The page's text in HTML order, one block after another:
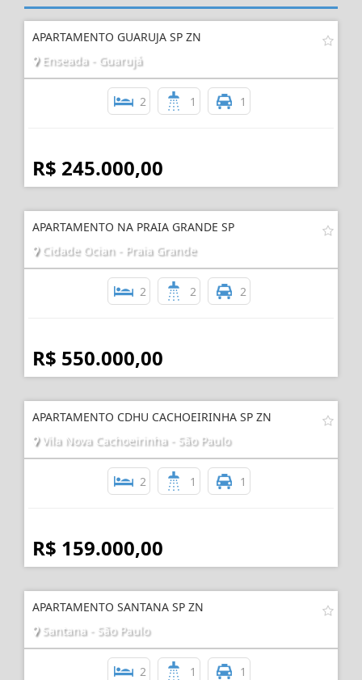
APARTAMENTO GUARUJA SP ZN
Enseada - Guarujá
2 1 1
R$ 245.000,00
APARTAMENTO NA PRAIA GRANDE SP
Cidade Ocian - Praia Grande
2 2 2
R$ 550.000,00
APARTAMENTO CDHU CACHOEIRINHA SP ZN
Vila Nova Cachoeirinha - São Paulo
2 1 1
R$ 159.000,00
APARTAMENTO SANTANA SP ZN
Santana - São Paulo
2 1 1